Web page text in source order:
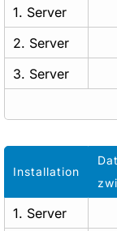
1. Server
2. Server
3. Server
Installation
1. Server